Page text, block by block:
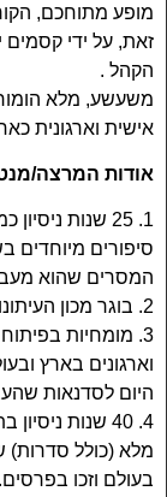
מופע מתוחכם,
זאת, על ידי קסמים
הקהל .
משעשע, מלא
אישית וארגונית
אודות המרצה/
1. 25 שנות
סיפורים מיוחדים
המסרים שהוא
2. בוגר מכון העיתונות העולמי בארה"ב .
וארגונים בארץ
היום לסדנאות
4. 40 שנות
מלא (כולל סדרות)
בעולם וזכו